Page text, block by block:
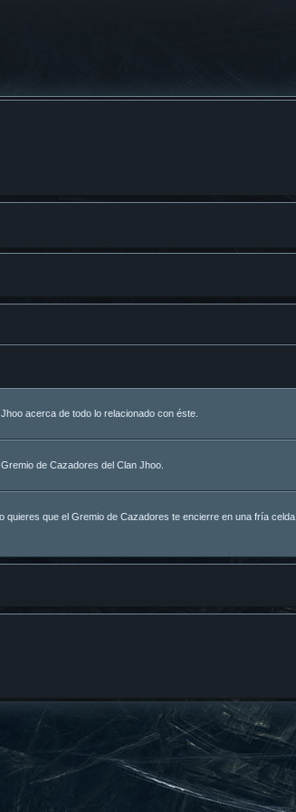
acerca de todo lo relacionado con éste.
de Cazadores del Clan Jhoo.
que el Gremio de Cazadores te encierre en una fría celda.